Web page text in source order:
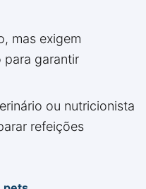
mas exigem
para garantir
ou nutricionista
refeições